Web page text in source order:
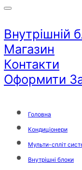
Внутрішній
Магазин
Контакти
Оформити
Головна
Кондиціонери
Мульти-спліт
Внутрішні блоки